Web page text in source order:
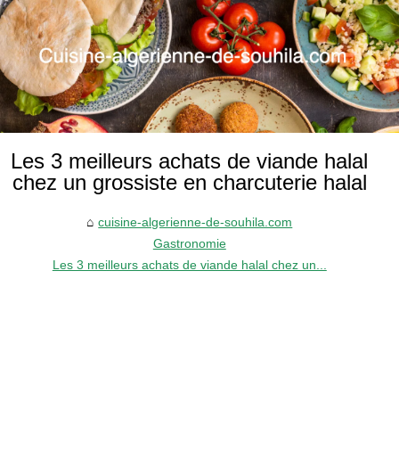
Les 3 meilleurs achats de viande halal
chez un grossiste en charcuterie halal
cuisine-algerienne-de-souhila.com
Gastronomie
Les 3 meilleurs achats de viande halal chez un...